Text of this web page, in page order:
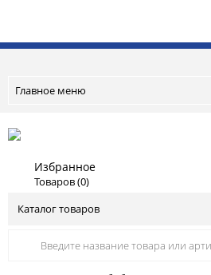
Главное меню
Избранное
Товаров (0)
Каталог товаров